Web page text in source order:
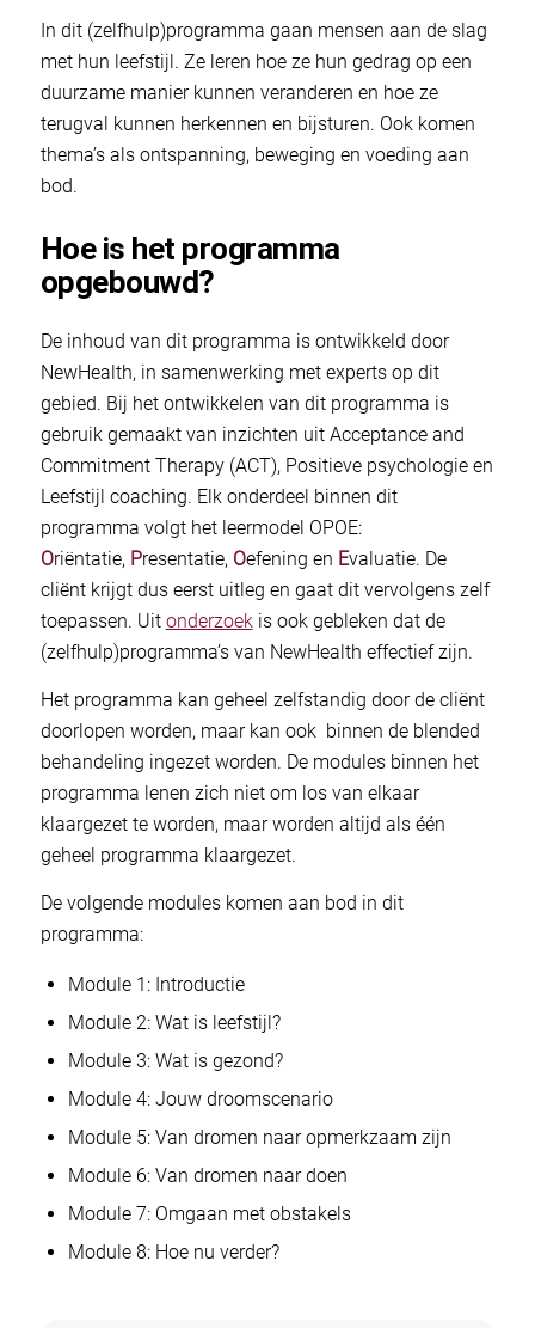
In dit (zelfhulp)programma gaan mensen aan de slag
met hun leefstijl. Ze leren hoe ze hun gedrag op een
duurzame manier kunnen veranderen en hoe ze
terugval kunnen herkennen en bijsturen. Ook komen
thema’s als ontspanning, beweging en voeding aan
bod.
Hoe is het programma
opgebouwd?
De inhoud van dit programma is ontwikkeld door
NewHealth, in samenwerking met experts op dit
gebied. Bij het ontwikkelen van dit programma is
gebruik gemaakt van inzichten uit Acceptance and
Commitment Therapy (ACT), Positieve psychologie en
Leefstijl coaching. Elk onderdeel binnen dit
programma volgt het leermodel OPOE:
Oriëntatie, Presentatie, Oefening en Evaluatie. De
cliënt krijgt dus eerst uitleg en gaat dit vervolgens zelf
toepassen. Uit onderzoekis ook gebleken dat de
(zelfhulp)programma’s van NewHealth effectief zijn.
Het programma kan geheel zelfstandig door de cliënt
doorlopen worden, maar kan ook binnen de blended
behandeling ingezet worden. De modules binnen het
programma lenen zich niet om los van elkaar
klaargezet te worden, maar worden altijd als één
geheel programma klaargezet.
De volgende modules komen aan bod in dit
programma:
Module 1: Introductie
Module 2: Wat is leefstijl?
Module 3: Wat is gezond?
Module 4: Jouw droomscenario
Module 5: Van dromen naar opmerkzaam zijn
Module 6: Van dromen naar doen
Module 7: Omgaan met obstakels
Module 8: Hoe nu verder?